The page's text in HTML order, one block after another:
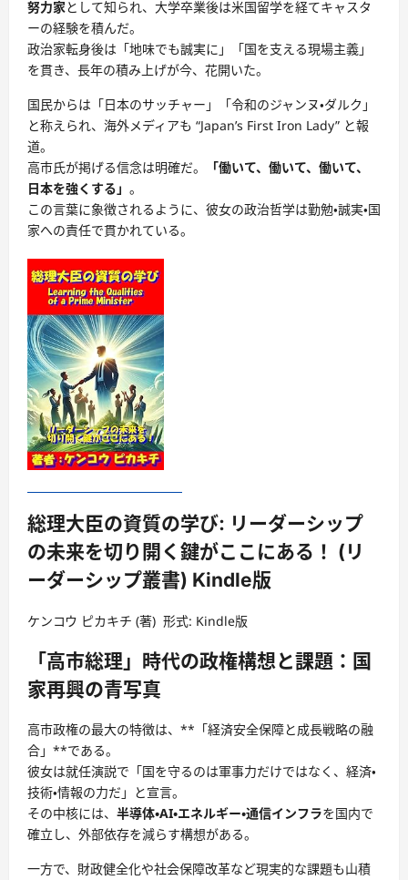
努力家 として知られ、大学卒業後は米国留学を経てキャスタ
ーの経験を積んだ。
政治家転身後は「地味でも誠実に」「国を支える現場主義」
を貫き、長年の積み上げが今、花開いた。
国民からは「日本のサッチャー」「令和のジャンヌ・ダルク」
と称えられ、海外メディアも “Japan’s First Iron Lady” と報
道。
高市氏が掲げる信念は明確だ。
「働いて、働いて、働いて、
日本を強くする」 。
この言葉に象徴されるように、彼女の政治哲学は勤勉・誠実・国
家への責任で貫かれている。
総理大臣の資質の学び: リーダーシップ
の未来を切り開く鍵がここにある！ (リ
ーダーシップ叢書) Kindle版
ケンコウ ピカキチ (著) 形式: Kindle版
「高市総理」時代の政権構想と課題：国
家再興の青写真
高市政権の最大の特徴は、**「経済安全保障と成長戦略の融
合」**である。
彼女は就任演説で「国を守るのは軍事力だけではなく、経済・
技術・情報の力だ」と宣言。
その中核には、 半導体・AI・エネルギー・通信インフラを国内で
確立し、外部依存を減らす構想がある。
一方で、財政健全化や社会保障改革など現実的な課題も山積